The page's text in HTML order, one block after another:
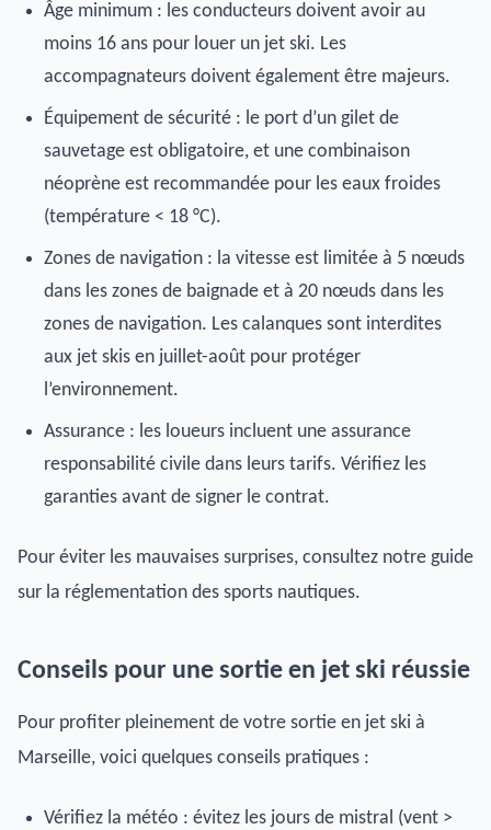
Âge minimum : les conducteurs doivent avoir au
moins 16 ans pour louer un jet ski. Les
accompagnateurs doivent également être majeurs.
Équipement de sécurité : le port d’un gilet de
sauvetage est obligatoire, et une combinaison
néoprène est recommandée pour les eaux froides
(température < 18 °C).
Zones de navigation : la vitesse est limitée à 5 nœuds
dans les zones de baignade et à 20 nœuds dans les
zones de navigation. Les calanques sont interdites
aux jet skis en juillet-août pour protéger
l’environnement.
Assurance : les loueurs incluent une assurance
responsabilité civile dans leurs tarifs. Vérifiez les
garanties avant de signer le contrat.
Pour éviter les mauvaises surprises, consultez notre guide
sur la réglementation des sports nautiques.
Conseils pour une sortie en jet ski réussie
Pour profiter pleinement de votre sortie en jet ski à
Marseille, voici quelques conseils pratiques :
Vérifiez la météo : évitez les jours de mistral (vent >